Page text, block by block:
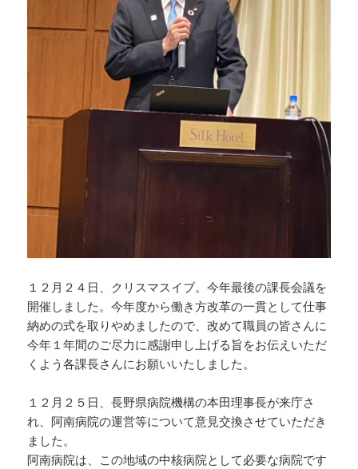
１２月２４日、クリスマスイブ。今年最後の課長会議を
開催しました。今年度から働き方改革の一貫として仕事
納めの式を取りやめましたので、改めて職員の皆さんに
今年１年間のご尽力に感謝申し上げる旨をお伝えいただ
くよう各課長さんにお願いいたしました。
１２月２５日、長野県病院機構の本田理事長が来庁さ
れ、阿南病院の運営等について意見交換させていただき
ました。
阿南病院は、この地域の中核病院として必要な病院です